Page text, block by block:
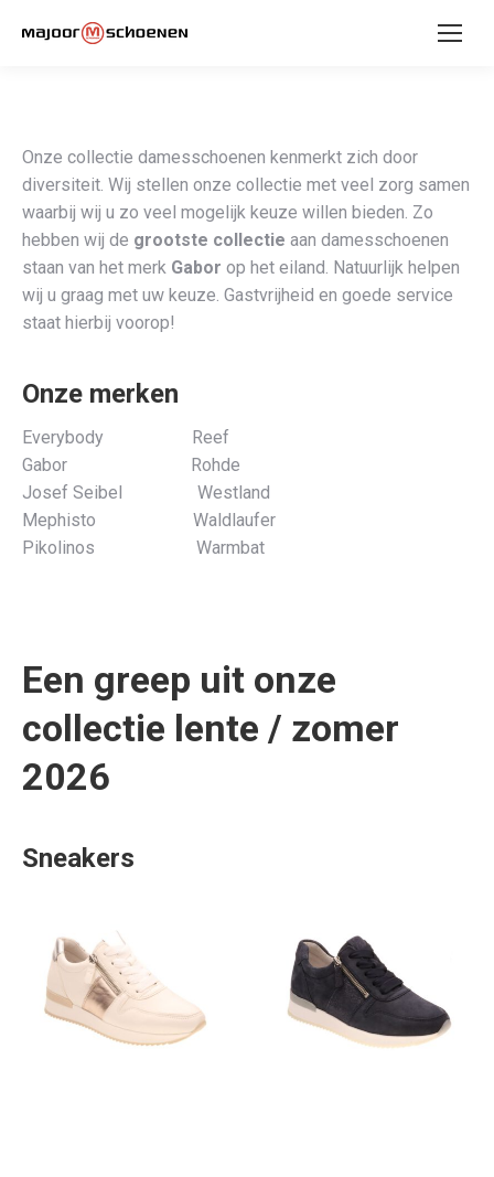
Onze collectie damesschoenen kenmerkt zich door
diversiteit. Wij stellen onze collectie met veel zorg samen
waarbij wij u zo veel mogelijk keuze willen bieden. Zo
hebben wij de grootste collectie aan damesschoenen
staan van het merk Gabor op het eiland. Natuurlijk helpen
wij u graag met uw keuze. Gastvrijheid en goede service
staat hierbij voorop!
Onze merken
Everybody Reef
Gabor Rohde
Josef Seibel Westland
Mephisto Waldlaufer
Pikolinos Warmbat
Een greep uit onze
collectie lente / zomer
2026
Sneakers